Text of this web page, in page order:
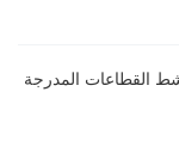
القطاعات المدرجة